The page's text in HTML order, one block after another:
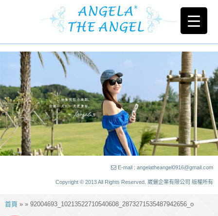
E-mail : angelatheangel0916@gmail.com
Copyright © 2013 All Rights Reserved. 崴儷企業有限公司 版權所有
首頁 » » 92004693_10213522710540608_2873271535487942656_o